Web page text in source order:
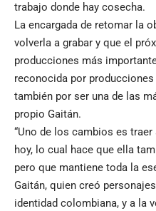
trabajo donde hay cosecha.
La encargada de retomar la
volverla a grabar y que el
producciones más
reconocida por producciones
también por ser una de las
propio Gaitán.
“Uno de los cambios es
hoy, lo cual hace que ella
pero que mantiene toda la
Gaitán, quien creó
identidad colombiana, y a la